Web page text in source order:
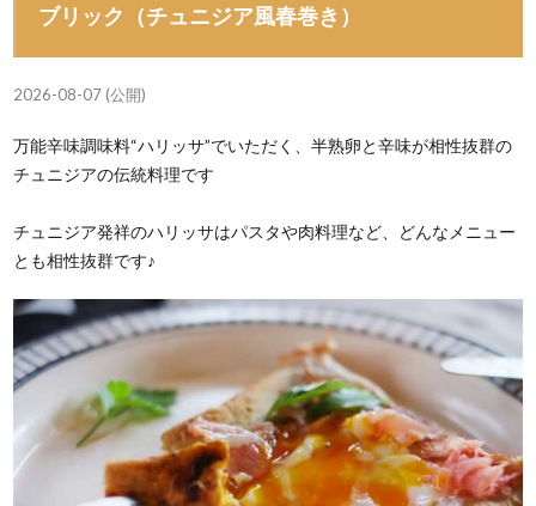
ブリック（チュニジア風春巻き）
2026-08-07 (公開)
万能辛味調味料“ハリッサ”でいただく、半熟卵と辛味が相性抜群の
チュニジアの伝統料理です
チュニジア発祥のハリッサはパスタや肉料理など、どんなメニュー
とも相性抜群です♪